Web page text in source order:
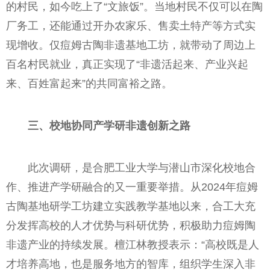
的村民，如今吃上了“文旅饭”。当地村民不仅可以在陶
厂务工，还能通过开办农家乐、售卖土特产等方式实
现增收。仅痘姆古陶非遗基地工坊，就带动了周边上
百名村民就业，真正实现了“非遗活起来、产业兴起
来、百姓富起来”的共同富裕之路。
三、 校地协同产学研非遗创新之路
此次调研，是合肥工业大学与潜山市深化校地合
作、推进产学研融合的又一重要举措。从2024年痘姆
古陶基地研学工坊建立实践教学基地以来，合工大充
分发挥高校的人才优势与科研优势，积极助力痘姆陶
非遗产业的持续发展。檀江林教授表示：“高校既是人
才培养高地，也是服务地方的智库，组织学生深入非